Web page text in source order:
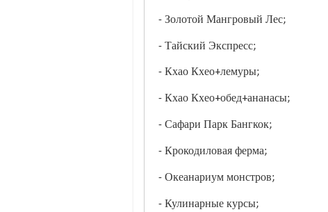
- Золотой Мангровый Лес;
- Тайский Экспресс;
- Кхао Кхео+лемуры;
- Кхао Кхео+обед+ананасы;
- Сафари Парк Бангкок;
- Крокодиловая ферма;
- Океанариум монстров;
- Кулинарные курсы;